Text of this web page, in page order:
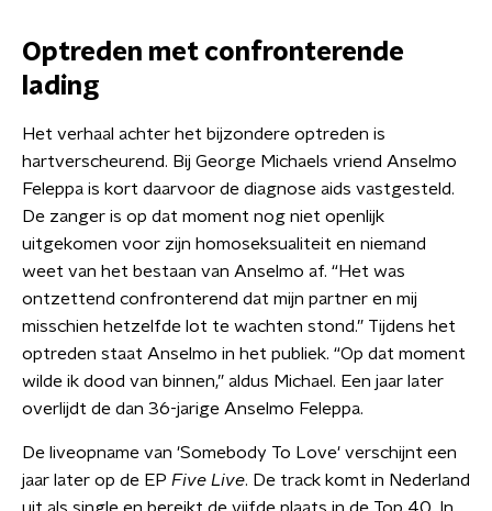
Optreden met confronterende
lading
Het verhaal achter het bijzondere optreden is
hartverscheurend. Bij George Michaels vriend Anselmo
Feleppa is kort daarvoor de diagnose aids vastgesteld.
De zanger is op dat moment nog niet openlijk
uitgekomen voor zijn homoseksualiteit en niemand
weet van het bestaan van Anselmo af. “Het was
ontzettend confronterend dat mijn partner en mij
misschien hetzelfde lot te wachten stond.” Tijdens het
optreden staat Anselmo in het publiek. “Op dat moment
wilde ik dood van binnen,” aldus Michael. Een jaar later
overlijdt de dan 36-jarige Anselmo Feleppa.
De liveopname van 'Somebody To Love' verschijnt een
jaar later op de EP Five Live. De track komt in Nederland